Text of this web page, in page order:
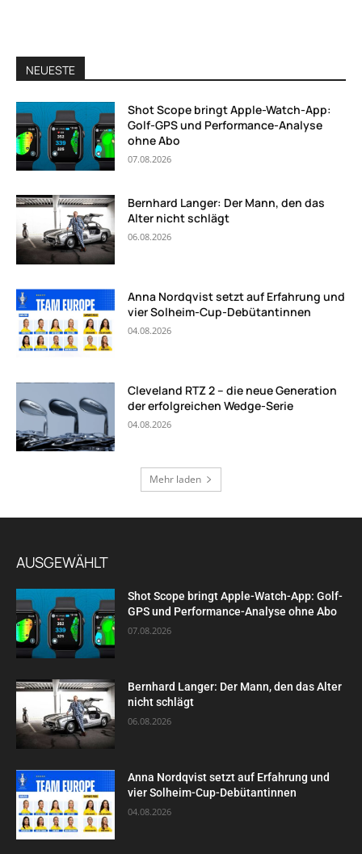
NEUESTE
Shot Scope bringt Apple-Watch-App:
Golf-GPS und Performance-Analyse
ohne Abo
07.08.2026
Bernhard Langer: Der Mann, den das
Alter nicht schlägt
06.08.2026
Anna Nordqvist setzt auf Erfahrung und
vier Solheim-Cup-Debütantinnen
04.08.2026
Cleveland RTZ 2 – die neue Generation
der erfolgreichen Wedge-Serie
04.08.2026
Mehr laden
AUSGEWÄHLT
Shot Scope bringt Apple-Watch-App: Golf-
GPS und Performance-Analyse ohne Abo
07.08.2026
Bernhard Langer: Der Mann, den das Alter
nicht schlägt
06.08.2026
Anna Nordqvist setzt auf Erfahrung und
vier Solheim-Cup-Debütantinnen
04.08.2026